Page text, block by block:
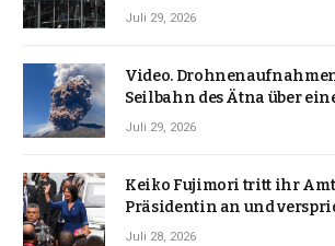
Japan erschütterten,
Juli 29, 2026
Video.
Seilbahn des Ätna über
Vulkanlandschaft
Juli 29, 2026
Keiko Fujimori tritt ihr
Präsidentin an und
Jahrzehnt der Instabilität
Juli 28, 2026